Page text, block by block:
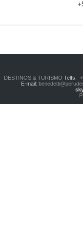
DESTINOS & TURISMO Telfs.
E-mail: